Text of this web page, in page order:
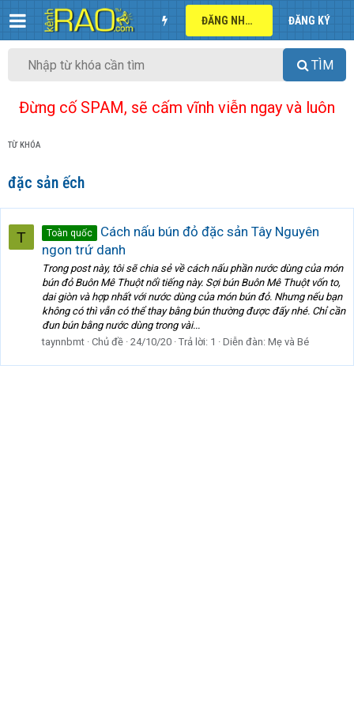
ĐĂNG NHẬP ĐĂNG KÝ
TÌM
Đừng cố SPAM, sẽ cấm vĩnh viễn ngay và luôn
TỪ KHÓA
đặc sản ếch
T Toàn quốc
Cách nấu bún đỏ đặc sản Tây Nguyên
ngon trứ danh
Trong post này, tôi sẽ chia sẻ về cách nấu phần nước dùng của món
bún đỏ Buôn Mê Thuột nổi tiếng này. Sợi bún Buôn Mê Thuột vốn to,
dai giòn và hợp nhất với nước dùng của món bún đỏ. Nhưng nếu bạn
không có thì vẫn có thể thay bằng bún thường được đấy nhé. Chỉ cần
đun bún bằng nước dùng trong vài...
taynnbmt Chủ đề 24/10/20 Trả lời: 1 Diễn đàn: Mẹ và Bé